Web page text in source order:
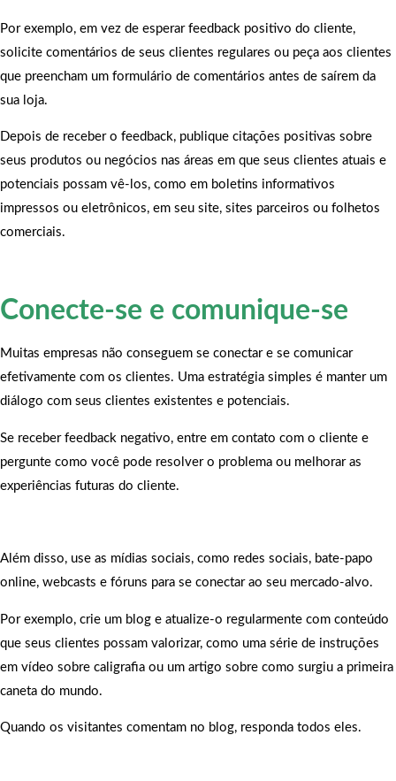
Por exemplo, em vez de esperar feedback positivo do cliente,
solicite comentários de seus clientes regulares ou peça aos clientes
que preencham um formulário de comentários antes de saírem da
sua loja.
Depois de receber o feedback, publique citações positivas sobre
seus produtos ou negócios nas áreas em que seus clientes atuais e
potenciais possam vê-los, como em boletins informativos
impressos ou eletrônicos, em seu site, sites parceiros ou folhetos
comerciais.
Conecte-se e comunique-se
Muitas empresas não conseguem se conectar e se comunicar
efetivamente com os clientes. Uma estratégia simples é manter um
diálogo com seus clientes existentes e potenciais.
Se receber feedback negativo, entre em contato com o cliente e
pergunte como você pode resolver o problema ou melhorar as
experiências futuras do cliente.
Além disso, use as mídias sociais, como redes sociais, bate-papo
online, webcasts e fóruns para se conectar ao seu mercado-alvo.
Por exemplo, crie um blog e atualize-o regularmente com conteúdo
que seus clientes possam valorizar, como uma série de instruções
em vídeo sobre caligrafia ou um artigo sobre como surgiu a primeira
caneta do mundo.
Quando os visitantes comentam no blog, responda todos eles.